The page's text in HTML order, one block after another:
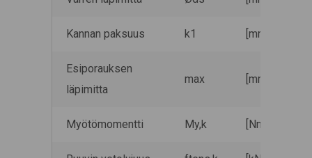
Kannan paksuus k1 [mm]
Esiporauksen
läpimitta
max [mm]
Myötömomentti My,k [Nm]